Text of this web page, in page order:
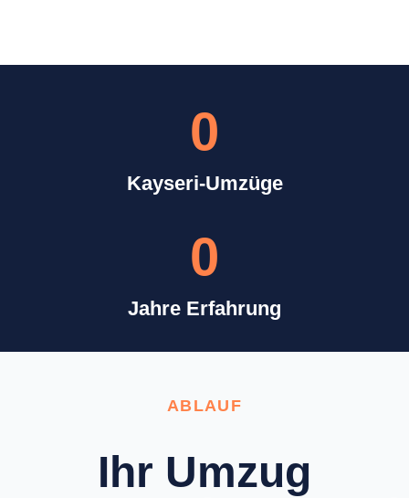
Kayseri-Umzüge
0
Jahre Erfahrung
0
ABLAUF
Ihr Umzug